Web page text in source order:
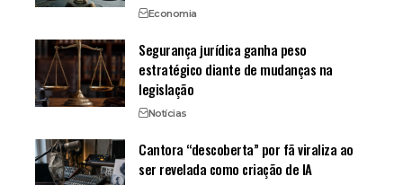
Economia
Segurança jurídica ganha peso
estratégico diante de mudanças na
legislação
Notícias
Cantora “descoberta” por fã viraliza ao
ser revelada como criação de IA